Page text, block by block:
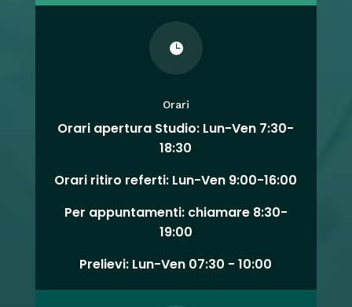

Orari
Orari apertura Studio: Lun-Ven 7:30-
18:30
Orari ritiro referti: Lun-Ven 9:00-16:00
Per appuntamenti: chiamare 8:30-
19:00
Prelievi: Lun-Ven 07:30 - 10:00